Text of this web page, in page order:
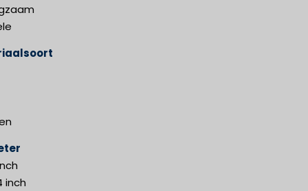
inch